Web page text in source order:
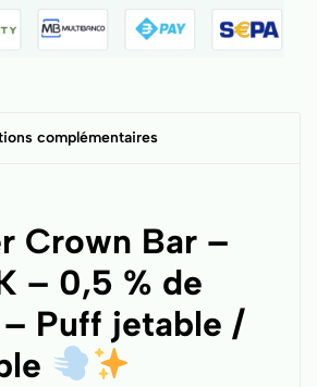
complémentaires
Crown Bar –
– 0,5 % de
Puff jetable /